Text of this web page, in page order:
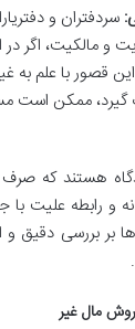
سردفتران و
و مالکیت، اگر در
قصور با علم به
ممکن است
هستند که
و رابطه علیت با
بر بررسی دقیق
مال غیر